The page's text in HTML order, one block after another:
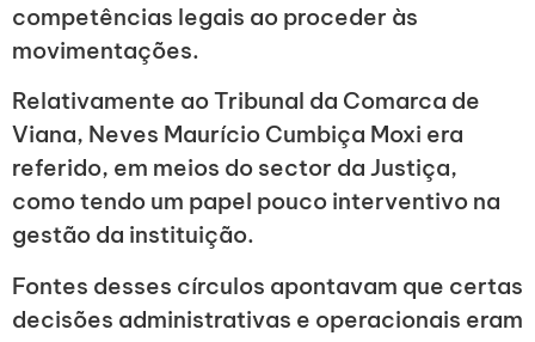
competências legais ao proceder às
movimentações.
Relativamente ao Tribunal da Comarca de
Viana, Neves Maurício Cumbiça Moxi era
referido, em meios do sector da Justiça,
como tendo um papel pouco interventivo na
gestão da instituição.
Fontes desses círculos apontavam que certas
decisões administrativas e operacionais eram